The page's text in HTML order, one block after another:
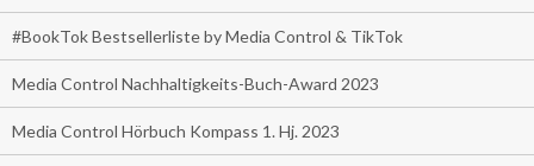
#BookTok Bestsellerliste by Media Control & TikTok
Media Control Nachhaltigkeits-Buch-Award 2023
Media Control Hörbuch Kompass 1. Hj. 2023